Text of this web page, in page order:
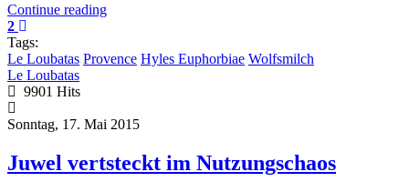
Continue reading
2
Tags:
Le Loubatas Provence Hyles Euphorbiae Wolfsmilch
Le Loubatas
9901 Hits
Sonntag, 17. Mai 2015
Juwel vertsteckt im Nutzungschaos